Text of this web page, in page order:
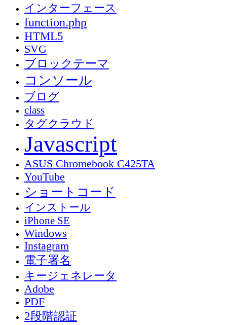
インターフェース
function.php
HTML5
SVG
ブロックテーマ
コンソール
ブログ
class
タグクラウド
Javascript
ASUS Chromebook C425TA
YouTube
ショートコード
インストール
iPhone SE
Windows
Instagram
電子署名
キージェネレータ
Adobe
PDF
2段階認証